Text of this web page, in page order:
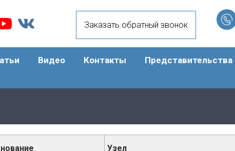
Заказать обратный звонок
Видео Контакты Представительства
Узел